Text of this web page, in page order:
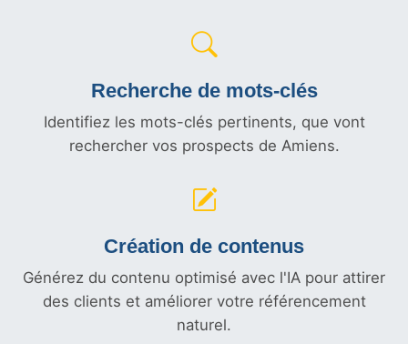
Recherche de mots-clés
Identifiez les mots-clés pertinents, que vont
rechercher vos prospects de Amiens.
Création de contenus
Générez du contenu optimisé avec l'IA pour attirer
des clients et améliorer votre référencement
naturel.